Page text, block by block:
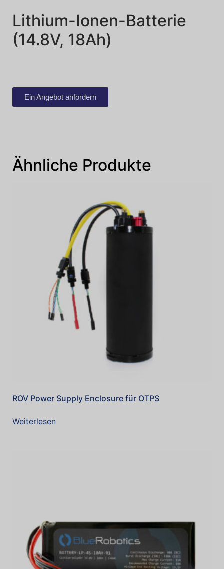
Lithium-Ionen-Batterie
(14.8V, 18Ah)
Ein Angebot anfordern
Ähnliche Produkte
ROV Power Supply Enclosure für OTPS
Weiterlesen